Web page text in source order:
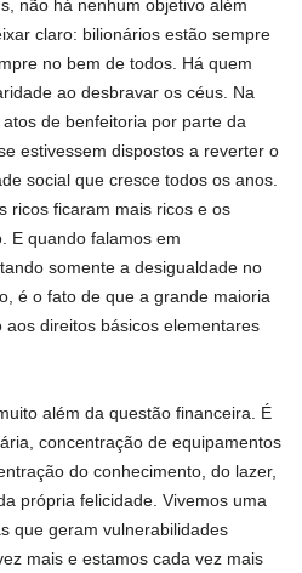
não há nenhum objetivo além
claro: bilionários estão sempre
no bem de todos. Há quem
ao desbravar os céus. Na
de benfeitoria por parte da
estivessem dispostos a reverter o
social que cresce todos os anos.
ricos ficaram mais ricos e os
E quando falamos em
somente a desigualdade no
é o fato de que a grande maioria
direitos básicos elementares
além da questão financeira. É
concentração de equipamentos
do conhecimento, do lazer,
própria felicidade. Vivemos uma
que geram vulnerabilidades
mais e estamos cada vez mais